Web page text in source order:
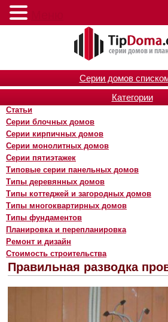
Серии домов
Категории
Статьи
Серии блочных домов
Серии кирпичных домов
Серии монолитных домов
Серии пятиэтажек
Типовые серии панельных домов
Типы деревянных домов
Типы коттеджей и загородных домов
Типы многоквартирных домов
Типы фундаментов
Планировка и перепланировка
Ремонт и дизайн
Стоимость строительства
Правильная разводка